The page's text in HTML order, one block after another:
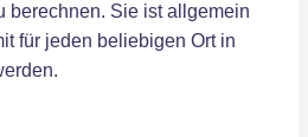
berechnen. Sie ist allgemein
für jeden beliebigen Ort in